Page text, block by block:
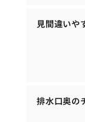
見間違いや
排水口奥の